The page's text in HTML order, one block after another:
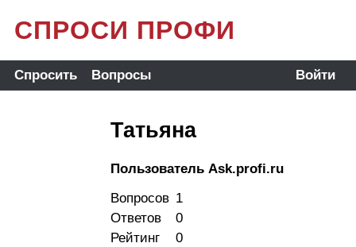
СПРОСИ ПРОФИ
Спросить Вопросы Войти
Татьяна
Пользователь Ask.profi.ru
Вопросов 1
Ответов
0
Рейтинг
0